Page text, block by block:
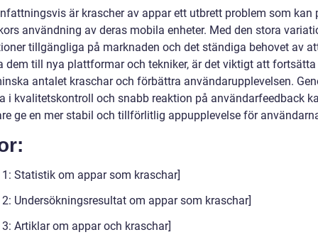
är krascher av appar ett utbrett problem som kan
användning av deras mobila enheter. Med den stora
tillgängliga på marknaden och det ständiga behovet av
dem till nya plattformar och tekniker, är det viktigt att fortsätta
antalet kraschar och förbättra användarupplevelsen.
i kvalitetskontroll och snabb reaktion på användarfeedback
ge en mer stabil och tillförlitlig appupplevelse för
Statistik om appar som kraschar]
Undersökningsresultat om appar som kraschar]
Artiklar om appar och kraschar]